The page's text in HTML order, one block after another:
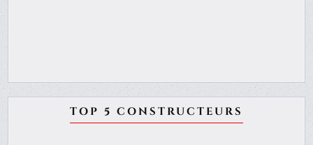
TOP 5 CONSTRUCTEURS